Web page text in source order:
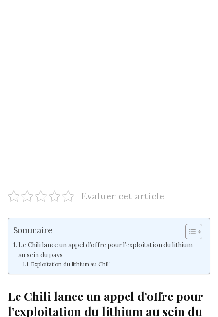
Evaluer cet article
Sommaire
Le Chili lance un appel d’offre pour l’exploitation du lithium
au sein du pays
Exploitation du lithium au Chili
Le Chili lance un appel d’offre pour
l’exploitation du lithium au sein du